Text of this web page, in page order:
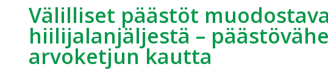
Välilliset päästöt
hiilijalanjäljestä –
arvoketjun kautta